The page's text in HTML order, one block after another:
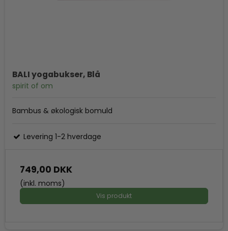
BALI yogabukser, Blå
spirit of om
Bambus & økologisk bomuld
Levering 1-2 hverdage
749,00 DKK
(inkl. moms)
Vis produkt